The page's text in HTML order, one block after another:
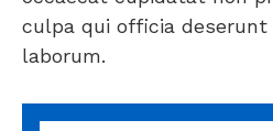
culpa qui officia
laborum.